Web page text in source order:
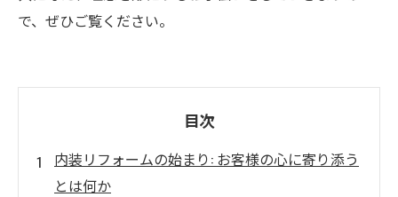
で、ぜひご覧ください。
目次
内装リフォームの始まり: お客様の心に寄り添う
とは何か